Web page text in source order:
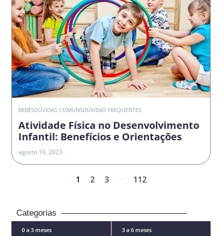
BEBÊSDÚVIDAS COMUNSDÚVIDAS FREQUENTES
Atividade Física no Desenvolvimento
Infantil: Benefícios e Orientações
agosto 10, 2023
1 2 3 ... 112
Categorias
0 a 3 meses 3 a 6 meses